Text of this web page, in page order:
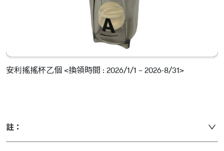
安利搖搖杯乙個 <換領時間 : 2026/1/1 – 2026-8/31>
註：